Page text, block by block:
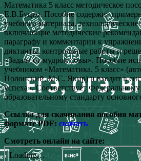
Математика 5 класс методическое
Е.В.Буцко. Пособие содержит
учебного материала,
включающие методические
параграфу и комментарии к
диктанты, контрольные работы и
«Задача от мудрой совы». Пособие
учебником «Математика. 5 класс»
Полонский, М.С. Якир) и входит в
успеха». Соответствует
образовательному стандарту
Ссылка для скачивания пособия
формате PDF: скачать
Смотреть онлайн на сайте: